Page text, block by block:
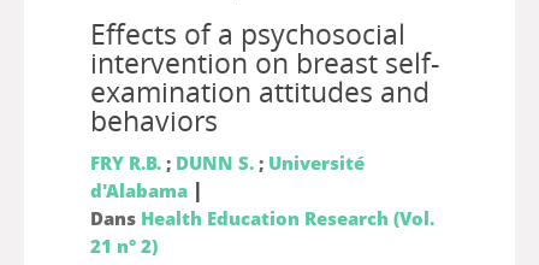
Effects of a psychosocial
intervention on breast self-
examination attitudes and
behaviors
FRY R.B.; DUNN S.; Université
d'Alabama |
Dans Health Education Research (Vol.
21 n° 2)